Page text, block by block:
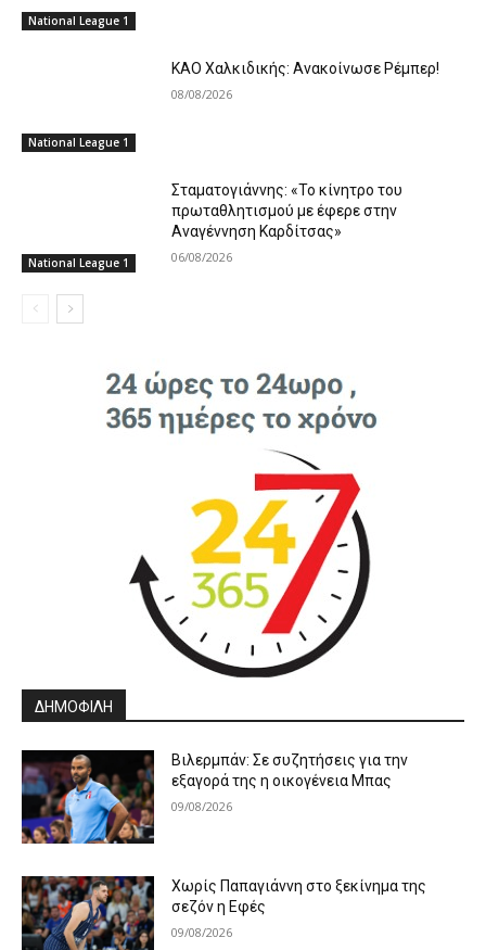
National League 1
National League 1
ΚΑΟ Χαλκιδικής: Ανακοίνωσε Ρέμπερ!
08/08/2026
National League 1
Σταματογιάννης: «Το κίνητρο του
πρωταθλητισμού με έφερε στην
Αναγέννηση Καρδίτσας»
06/08/2026
ΔΗΜΟΦΙΛΗ
Βιλερμπάν: Σε συζητήσεις για την
εξαγορά της η οικογένεια Μπας
09/08/2026
Χωρίς Παπαγιάννη στο ξεκίνημα της
σεζόν η Εφές
09/08/2026